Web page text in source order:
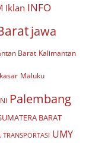
Iklan INFO
jawa
Barat Kalimantan
Maluku
Palembang
BARAT
TRANSPORTASI UMY